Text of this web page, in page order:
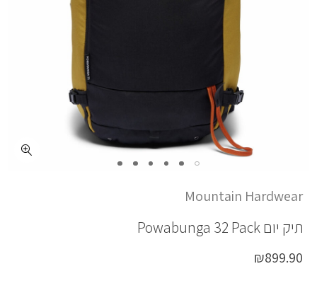
Mountain Hardwear
תיק יוםPowabunga 32 Pack
₪899.90